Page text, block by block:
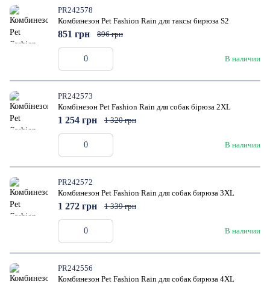
PR242578
Комбинезон Pet Fashion Rain для таксы бирюза S2
В наличии
851 грн 896 грн
PR242573
Комбінезон Pet Fashion Rain для собак бірюза 2XL
В наличии
1 254 грн 1 320 грн
PR242572
Комбинезон Pet Fashion Rain для собак бирюза 3XL
В наличии
1 272 грн 1 339 грн
PR242556
Комбинезон Pet Fashion Rain для собак бирюза 4XL